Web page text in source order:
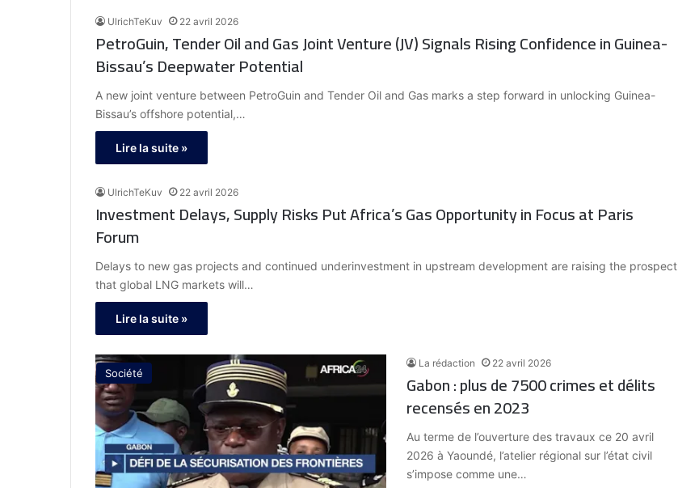
UlrichTeKuv 22 avril 2026
PetroGuin, Tender Oil and Gas Joint Venture (JV) Signals Rising Confidence in Guinea-
Bissau’s Deepwater Potential
A new joint venture between PetroGuin and Tender Oil and Gas marks a step forward in unlocking Guinea-
Bissau’s offshore potential,…
Lire la suite »
UlrichTeKuv 22 avril 2026
Investment Delays, Supply Risks Put Africa’s Gas Opportunity in Focus at Paris
Forum
Delays to new gas projects and continued underinvestment in upstream development are raising the prospect
that global LNG markets will…
Lire la suite »
Société
La rédaction 22 avril 2026
Gabon : plus de 7500 crimes et délits
recensés en 2023
Au terme de l’ouverture des travaux ce 20 avril
2026 à Yaoundé, l’atelier régional sur l’état civil
s’impose comme une…